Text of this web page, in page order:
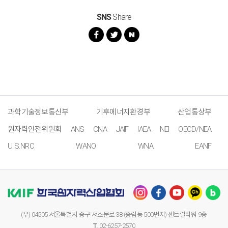
SNSShare
과학기술정보통신부 기후에너지환경부
산업통상부
원자력안전위원회
ANS CNA JAIF IAEA NEI
OECD/NEA
U.S.NRC
WANO WNA EANF
(우) 04505 서울특별시 중구 서소문로 38 (중림동 500번지) 센트럴타워 9층
T. 02-6257-2570